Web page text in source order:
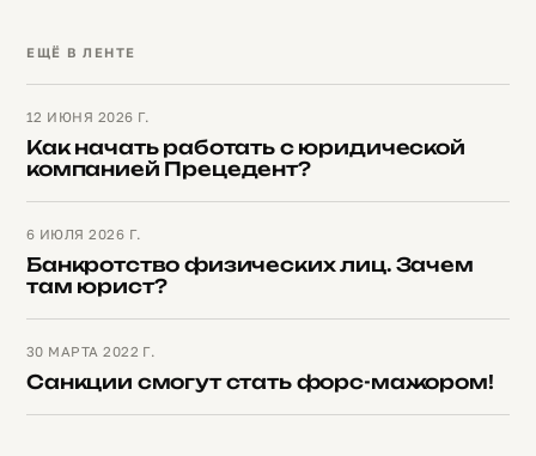
ЕЩЁ В ЛЕНТЕ
12 ИЮНЯ 2026 Г.
Как начать работать с юридической
компанией Прецедент?
6 ИЮЛЯ 2026 Г.
Банкротство физических лиц. Зачем
там юрист?
30 МАРТА 2022 Г.
Санкции смогут стать форс-мажором!